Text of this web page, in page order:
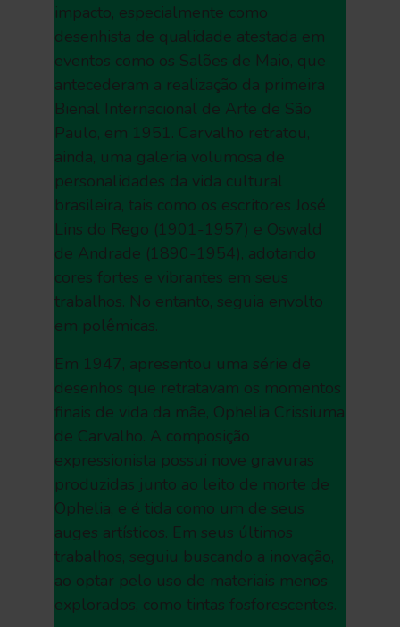
impacto, especialmente como
desenhista de qualidade atestada em
eventos como os Salões de Maio, que
antecederam a realização da primeira
Bienal Internacional de Arte de São
Paulo, em 1951. Carvalho retratou,
ainda, uma galeria volumosa de
personalidades da vida cultural
brasileira, tais como os escritores José
Lins do Rego (1901-1957) e Oswald
de Andrade (1890-1954), adotando
cores fortes e vibrantes em seus
trabalhos. No entanto, seguia envolto
em polêmicas.
Em 1947, apresentou uma série de
desenhos que retratavam os momentos
finais de vida da mãe, Ophelia Crissiuma
de Carvalho. A composição
expressionista possui nove gravuras
produzidas junto ao leito de morte de
Ophelia, e é tida como um de seus
auges artísticos. Em seus últimos
trabalhos, seguiu buscando a inovação,
ao optar pelo uso de materiais menos
explorados, como tintas fosforescentes.